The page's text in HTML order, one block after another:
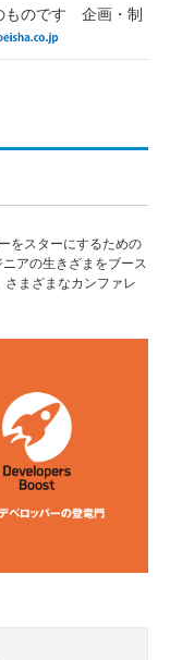
ものです 企画・制
をスターにするための
アの生きざまをブース
まざまなカンファレ